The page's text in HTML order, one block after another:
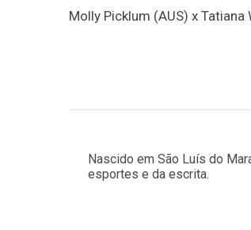
Molly Picklum (AUS) x
Nascido em São Luís do
esportes e da escrita.